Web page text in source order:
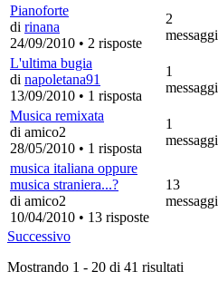
Pianoforte
di rinana
24/09/2010 • 2 risposte
2
messaggi
L'ultima bugia
di napoletana91
13/09/2010 • 1 risposta
1
messaggi
Musica remixata
di amico2
28/05/2010 • 1 risposta
1
messaggi
musica italiana oppure
musica straniera...?
di amico2
10/04/2010 • 13 risposte
13
messaggi
Successivo
Mostrando 1 - 20 di 41 risultati